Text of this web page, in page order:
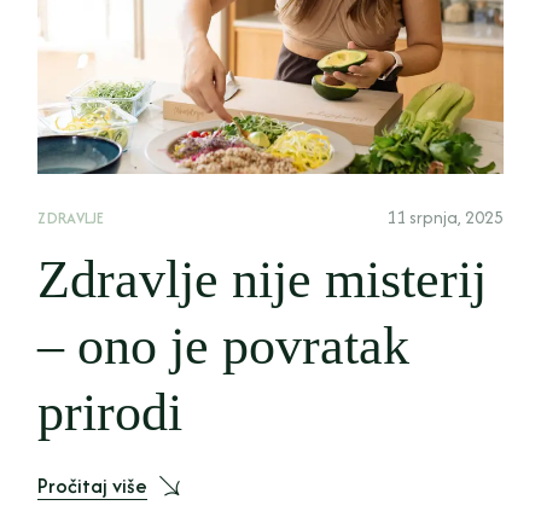
ZDRAVLJE 11 srpnja, 2025
Zdravlje nije misterij
– ono je povratak
prirodi
Pročitaj više